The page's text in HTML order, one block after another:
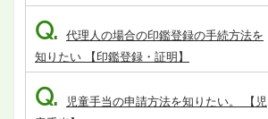
Q. 代理人の場合の印鑑登録の手続方法を
知りたい 【印鑑登録・証明】
Q.
児童手当の申請方法を知りたい。 【児